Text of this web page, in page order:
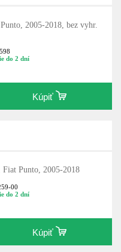
2005-2018, bez vyhr.
do 2 dní
Kúpiť
Punto, 2005-2018
00
do 2 dní
Kúpiť